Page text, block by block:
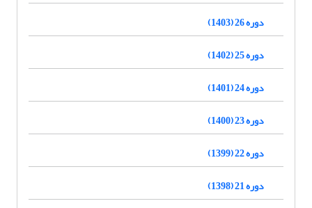
دوره 26 (1403)
دوره 25 (1402)
دوره 24 (1401)
دوره 23 (1400)
دوره 22 (1399)
دوره 21 (1398)